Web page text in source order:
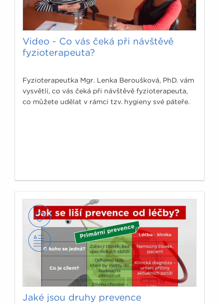
Video - Co vás čeká při návštěvě
fyzioterapeuta?
Fyzioterapeutka Mgr. Lenka Beroušková, PhD. vám
vysvětlí, co vás čeká při návštěvě fyzioterapeuta,
co můžete udělat v rámci tzv. hygieny své páteře.
Jaké jsou druhy prevence